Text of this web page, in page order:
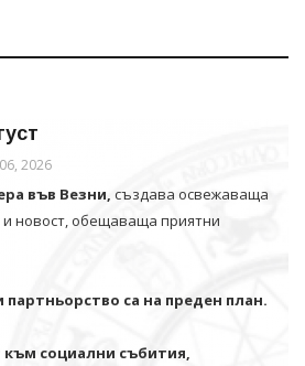
2026
във Везни, създава освежаваща
новост, обещаваща приятни
са на преден план.
към социални събития,